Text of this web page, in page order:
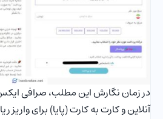
در زمان نگارش این مطلب، صرافی
آنلاین و کارت به کارت (پایا) برای